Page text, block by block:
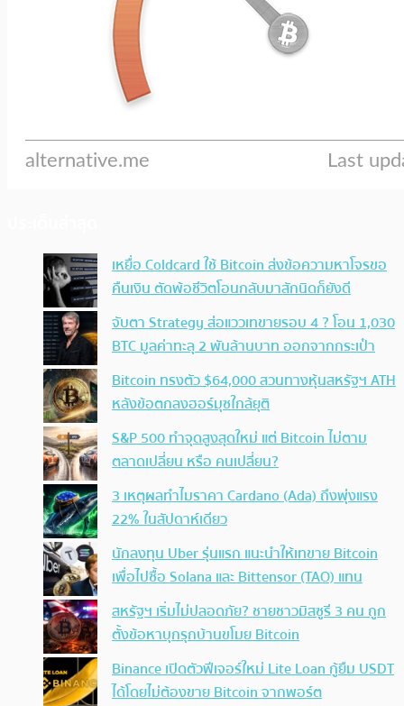
เหยื่อ Coldcard ใช้ Bitcoin ส่งข้อความหาโจรขอ
คืนเงิน ตัดพ้อชีวิตโอนกลับมาสักนิดก็ยังดี
จับตา Strategy ส่อแววเทขายรอบ 4 ? โอน 1,030
BTC มูลค่าทะลุ 2 พันล้านบาท ออกจากกระเป๋า
Bitcoin ทรงตัว $64,000 สวนทางหุ้นสหรัฐฯ ATH
หลังข้อตกลงฮอร์มุซใกล้ยุติ
S&P 500 ทำจุดสูงสุดใหม่ แต่ Bitcoin ไม่ตาม
ตลาดเปลี่ยน หรือ คนเปลี่ยน?
3 เหตุผลทำไมราคา Cardano (Ada) ถึงพุ่งแรง
22% ในสัปดาห์เดียว
นักลงทุน Uber รุ่นแรก แนะนำให้เทขาย Bitcoin
เพื่อไปซื้อ Solana และ Bittensor (TAO) แทน
สหรัฐฯ เริ่มไม่ปลอดภัย? ชายชาวมิสซูรี 3 คน ถูก
ตั้งข้อหาบุกรุกบ้านขโมย Bitcoin
Binance เปิดตัวฟีเจอร์ใหม่ Lite Loan กู้ยืม USDT
ได้โดยไม่ต้องขาย Bitcoin จากพอร์ต